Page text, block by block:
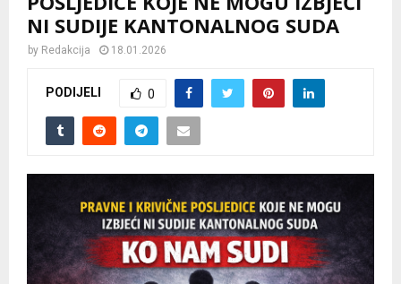
M
A
NI SUDIJE KANTONALNOG SUDA
by Redakcija 18.01.2026
PODIJELI 0